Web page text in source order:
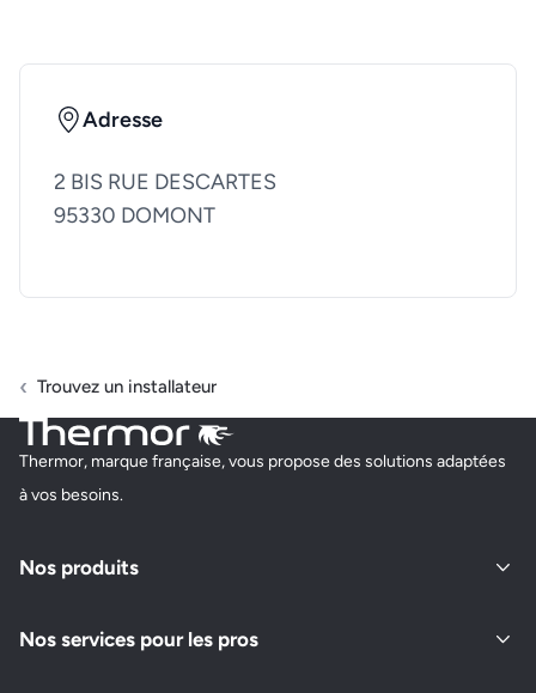
Adresse
2 BIS RUE DESCARTES
95330 DOMONT
Trouvez un installateur
Thermor, marque française, vous propose des solutions adaptées
à vos besoins.
Nos produits
Nos services pour les pros